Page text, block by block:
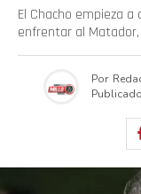
El Chacho empieza
enfrentar al
Por
Publicado